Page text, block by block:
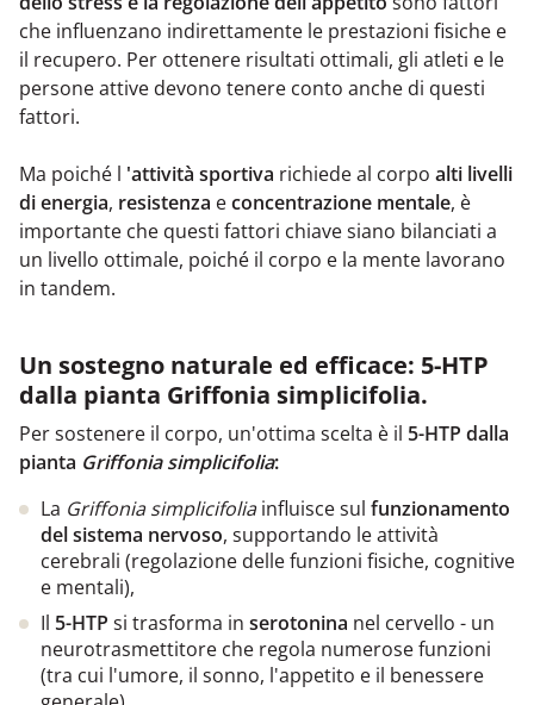
che influenzano indirettamente le prestazioni fisiche e
il recupero. Per ottenere risultati ottimali, gli atleti e le
persone attive devono tenere conto anche di questi
fattori.
Ma poiché l 'attività sportiva richiede al corpo alti livelli
di energia, resistenza econcentrazione mentale, è
importante che questi fattori chiave siano bilanciati a
un livello ottimale, poiché il corpo e la mente lavorano
in tandem.
Un sostegno naturale ed efficace: 5-HTP
dalla pianta Griffonia simplicifolia.
Per sostenere il corpo, un'ottima scelta è il 5-HTP dalla
pianta Griffonia simplicifolia:
La Griffonia simplicifoliainfluisce sul funzionamento
del sistema nervoso, supportando le attività
cerebrali (regolazione delle funzioni fisiche, cognitive
e mentali),
Il 5-HTP si trasforma in serotonina nel cervello - un
neurotrasmettitore che regola numerose funzioni
(tra cui l'umore, il sonno, l'appetito e il benessere